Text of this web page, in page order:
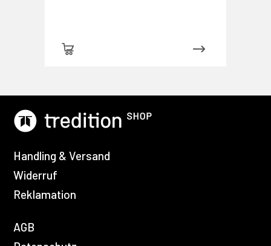
Handling & Versand
Widerruf
Reklamation
AGB